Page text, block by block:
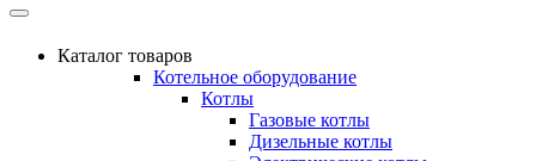
Каталог товаров
Котельное оборудование
Котлы
Газовые котлы
Дизельные котлы